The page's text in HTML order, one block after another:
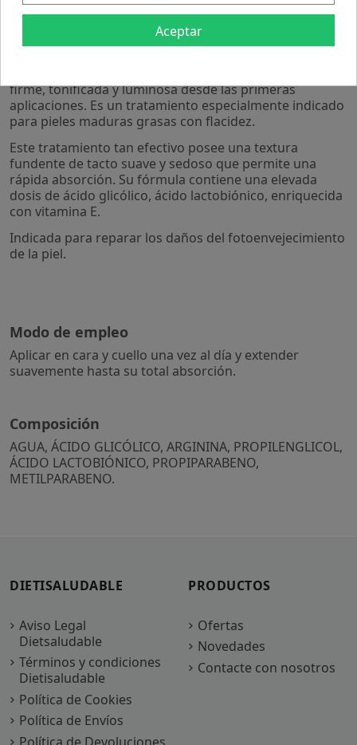
NeoStrata® gel alta potencia 30ml es una crema
intensiva que repara, hidrata y restaura en profundidad
las pieles que han sufrido fotoenvejecimiento intenso.
firme, tonificada y luminosa desde las primeras
aplicaciones. Es un tratamiento especialmente indicado
para pieles maduras grasas con flacidez.
Este tratamiento tan efectivo posee una textura
fundente de tacto suave y sedoso que permite una
rápida absorción. Su fórmula contiene una elevada
dosis de ácido glicólico, ácido lactobiónico, enriquecida
con vitamina E.
Indicada para reparar los daños del fotoenvejecimiento
de la piel.
Modo de empleo
Aplicar en cara y cuello una vez al día y extender
suavemente hasta su total absorción.
Composición
AGUA, ÁCIDO GLICÓLICO, ARGININA, PROPILENGLICOL,
ÁCIDO LACTOBIÓNICO, PROPIPARABENO,
METILPARABENO.
DIETISALUDABLE
Aviso Legal
Dietsaludable
Términos y condiciones
Dietisaludable
Política de Cookies
Política de Envíos
Política de Devoluciones
PRODUCTOS
Ofertas
Novedades
Contacte con nosotros
Aceptar